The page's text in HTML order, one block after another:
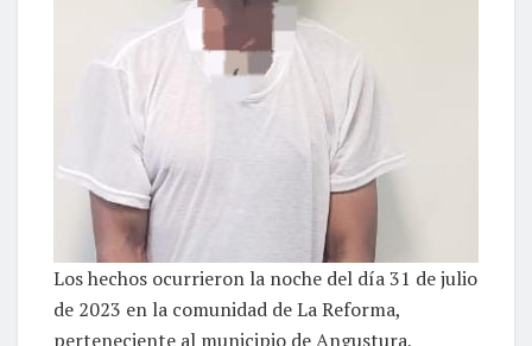
Los hechos ocurrieron la noche del día 31 de julio
de 2023 en la comunidad de La Reforma,
perteneciente al municipio de Angustura,